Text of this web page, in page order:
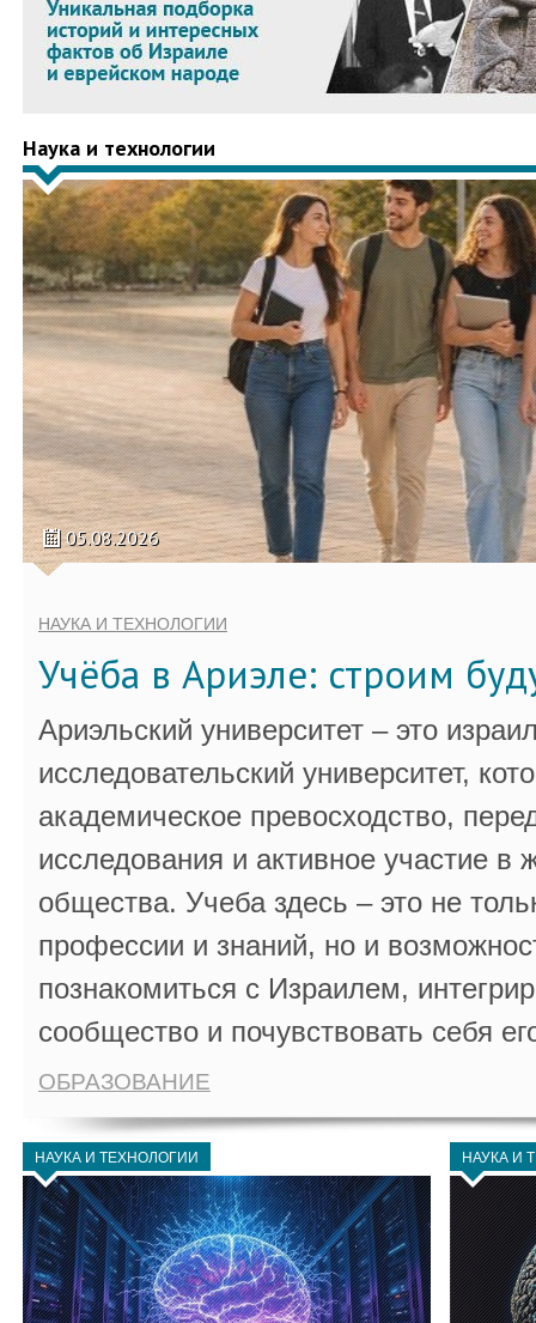
Наука и технологии
05.08.2026
НАУКА И ТЕХНОЛОГИИ
Учёба в Ариэле: строим
Ариэльский университет – это
исследовательский университет,
академическое превосходство,
исследования и активное участие в
общества. Учеба здесь – это не
профессии и знаний, но и
познакомиться с Израилем,
сообщество и почувствовать себя
ОБРАЗОВАНИЕ
НАУКА И ТЕХНОЛОГИИ НАУКА И